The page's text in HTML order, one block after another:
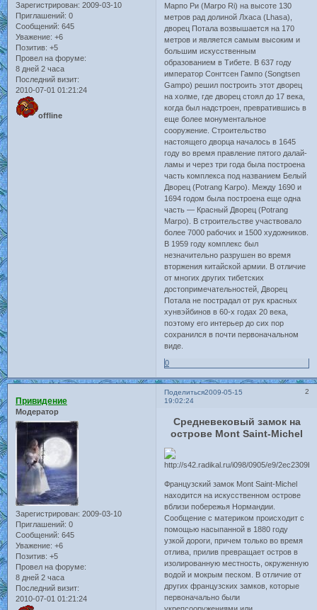
Зарегистрирован: 2009-03-10
Приглашений: 0
Сообщений: 645
Уважение: +6
Позитив: +5
Провел на форуме:
8 дней 2 часа
Последний визит:
2010-07-01 01:21:24
offline
Марпо Ри (Marpo Ri) на высоте 130
метров рад долиной Лхаса (Lhasa),
дворец Потала возвышается на 170
метров и является самым высоким и
большим искусственным
образованием в Тибете. В 637 году
император Сонгтсен Гампо (Songtsen
Gampo) решил построить этот дворец
на холме, где дворец стоял до 17 века,
когда был надстроен, превратившись в
еще более монументальное
сооружение. Строительство
настоящего дворца началось в 1645
году во время правление пятого далай-
ламы и через три года была построена
часть комплекса под названием Белый
Дворец (Potrang Karpo). Между 1690 и
1694 годом была построена еще одна
часть — Красный Дворец (Potrang
Marpo). В строительстве участвовало
более 7000 рабочих и 1500 художников.
В 1959 году комплекс был
незначительно разрушен во время
вторжения китайской армии. В отличие
от многих других тибетских
достопримечательностей, Дворец
Потала не пострадал от рук красных
хунвэйбинов в 60-х годах 20 века,
поэтому его интерьер до сих пор
сохранился в почти первоначальном
виде.
0
Поделиться 2
2009-05-15
19:02:24
Привидение
Модератор
Зарегистрирован: 2009-03-10
Приглашений: 0
Сообщений: 645
Уважение: +6
Позитив: +5
Провел на форуме:
8 дней 2 часа
Последний визит:
2010-07-01 01:21:24
Средневековый замок на
острове Mont Saint-Michel
Французский замок Mont Saint-Michel
находится на искусственном острове
вблизи побережья Нормандии.
Сообщение с материком происходит с
помощью насыпанной в 1880 году
узкой дороги, причем только во время
отлива, прилив превращает остров в
изолированную местность, окруженную
водой и мокрым песком. В отличие от
других французских замков, которые
первоначально были